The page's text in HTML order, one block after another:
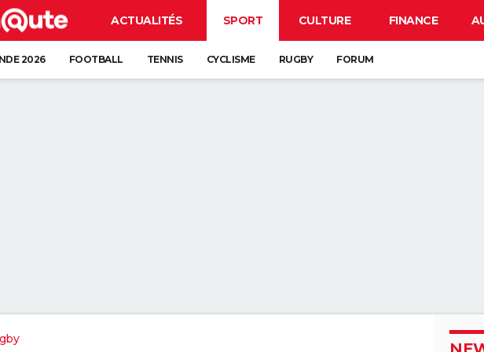
ACTUALITÉS SPORT CULTURE FINANCE
2026 FOOTBALL TENNIS CYCLISME RUGBY FORUM